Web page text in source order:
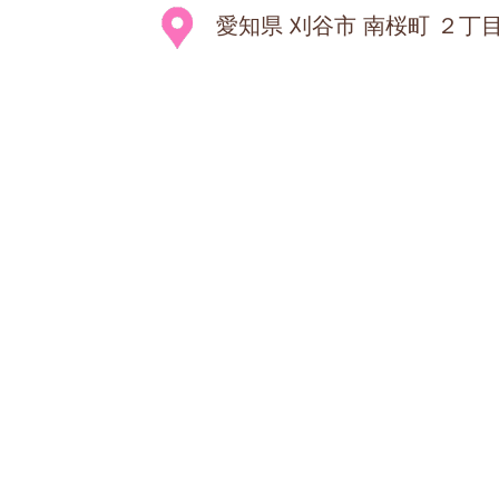
愛知県 刈谷市 南桜町 ２丁